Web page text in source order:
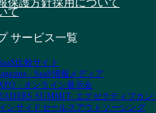
保護方針採用について
て
サービス一覧
比較サイト
- SaaS情報メディア
- オンライン展示会
SUMMIT- エグゼクティブカン
ンサイドセールスアウトソーシング